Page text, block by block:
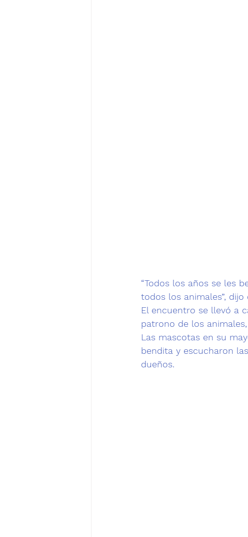
“Todos los años se les
todos los animales”,
El encuentro se llevó a
patrono de los
Las mascotas en su
bendita y escucharon
dueños.